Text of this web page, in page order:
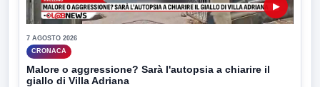
▶
7 AGOSTO 2026
CRONACA
Malore o aggressione? Sarà l'autopsia a chiarire il
giallo di Villa Adriana